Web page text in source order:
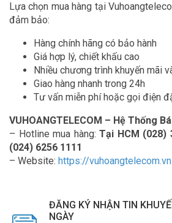
Lựa chọn mua hàng tại
đảm bảo:
Hàng chính hãng có bảo hành
Giá hợp lý, chiết khấu cao
Nhiều chương trình khuyến mãi
Giao hàng nhanh trong 24h
Tư vấn miễn phí hoặc gọi điện
VUHOANGTELECOM – Hệ Thống
– Hotline mua hàng: Tại HCM (028)
(024) 6256 1111
– Website: https://vuhoangtelecom.vn
ĐĂNG KÝ NHẬN TIN
NGÀY